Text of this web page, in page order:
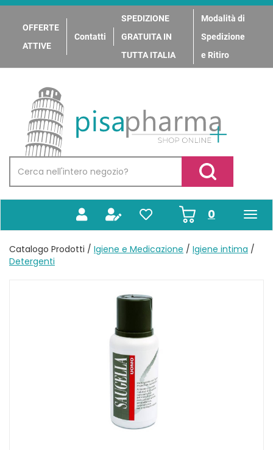
Passa
contenuto
principale
OFFERTE
ATTIVE
Contatti
SPEDIZIONE
GRATUITA IN
TUTTA ITALIA
Modalità di
Spedizione
e Ritiro
PisaPharma
Prodotto
Cerca Prodotto
0prodotti
inseriti
Catalogo Prodotti / Igiene e Medicazione / Igiene intima /
Detergenti